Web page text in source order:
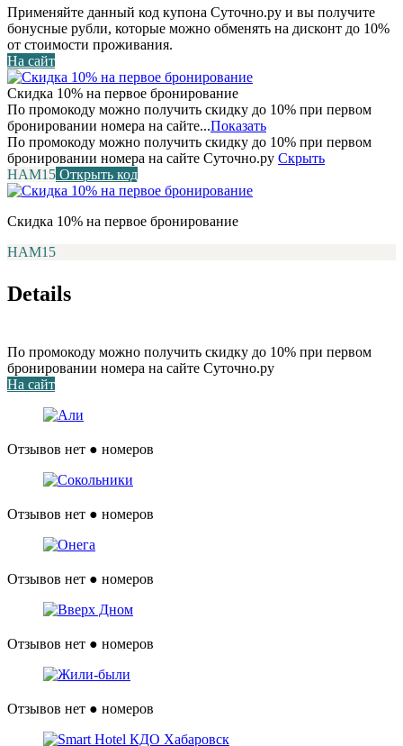
Применяйте данный код купона Суточно.ру и вы получите
бонусные рубли, которые можно обменять на дисконт до 10%
от стоимости проживания.
На сайт
Скидка 10% на первое бронирование
По промокоду можно получить скидку до 10% при первом
бронировании номера на сайте...Показать
По промокоду можно получить скидку до 10% при первом
бронировании номера на сайте Суточно.ру Скрыть
НАМ15 Открыть код
Скидка 10% на первое бронирование
НАМ15
Details
По промокоду можно получить скидку до 10% при первом
бронировании номера на сайте Суточно.ру
На сайт
Отзывов нет ● номеров
Отзывов нет ● номеров
Отзывов нет ● номеров
Отзывов нет ● номеров
Отзывов нет ● номеров